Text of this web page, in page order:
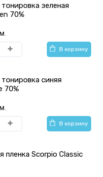
зеленая
70%
В корзину
синяя
70%
В корзину
пленка Scorpio Classic